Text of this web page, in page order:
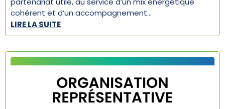
cohérent et d’un accompagnement...
LIRE LA SUITE